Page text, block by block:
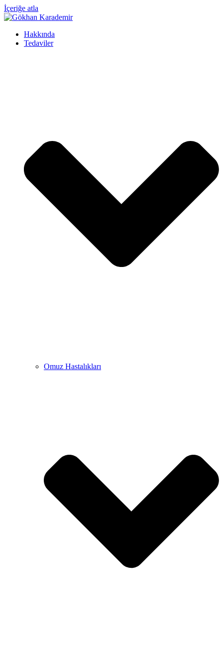
İçeriğe atla
Hakkında
Tedaviler
Omuz Hastalıkları